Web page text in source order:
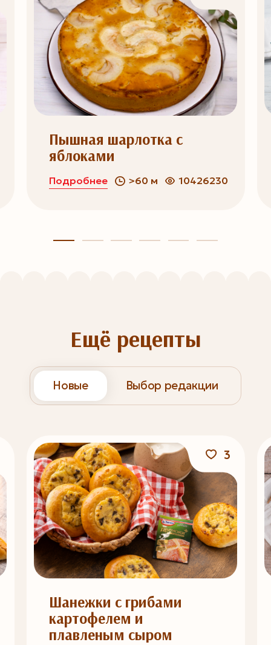
Пышная шарлотка с
яблоками
Подробнее >60 м 10426230
Ещё рецепты
Новые Выбор редакции
3
Шанежки с грибами
картофелем и
плавленым сыром